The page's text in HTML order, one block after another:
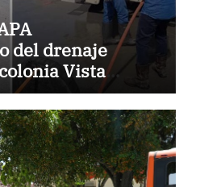
del drenaje
Vista